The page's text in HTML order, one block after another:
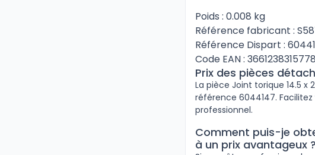
Poids : 0.008 kg
Référence fabricant :
Référence Dispart :
Code EAN : 3661238315778
Prix des pièces
La pièce Joint torique 14.5 x
référence 6044147.
professionnel.
Comment puis-je
à un prix avantageux ?